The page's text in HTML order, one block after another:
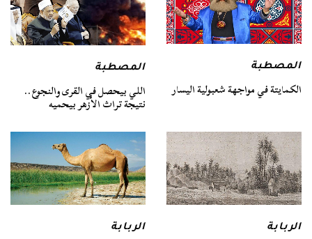
المصطبة
الكمايتة في مواجهة شعبولية اليسار
المصطبة
اللي بيحصل في القرى والنجوع..
نتيجة تراث الأزهر بيحميه
الربابة الربابة